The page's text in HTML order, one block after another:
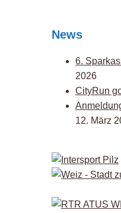
News
6.
2026
CityRun
12. März